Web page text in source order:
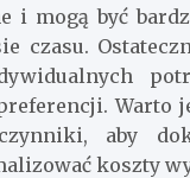
i mogą być
czasu.
Warto
aby
koszty